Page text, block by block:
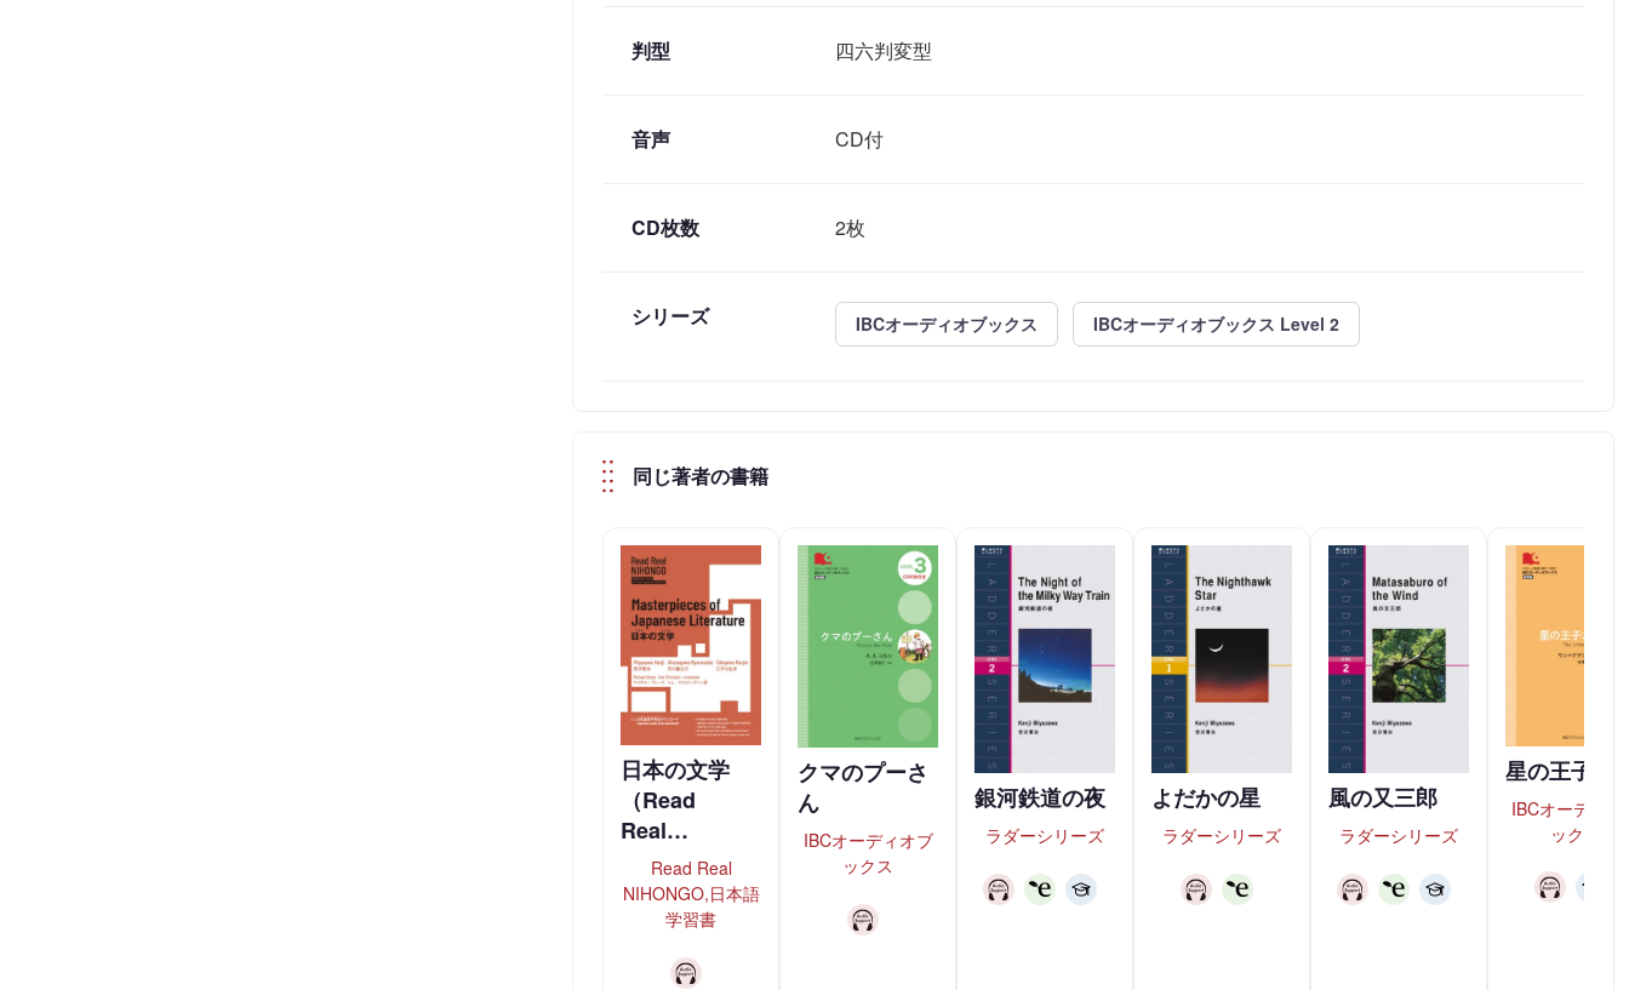
判型 四六判変型
音声 CD付
CD枚数 2枚
シリーズ IBCオーディオブックス IBCオーディオブックス Level 2
同じ著者の書籍
日本の文学
（Read
Real…
Read Real
NIHONGO,日本語
学習書
クマのプーさ
ん
IBCオーディオブ
ックス
銀河鉄道の夜
ラダーシリーズ
よだかの星
ラダーシリーズ
風の又三郎
ラダーシリーズ
星の王子さ
IBCオーディオ
ックス